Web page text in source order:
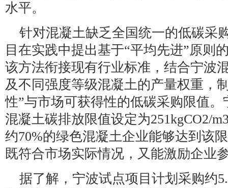
水平。
针对混凝土缺乏全国统一的低碳采
目在实践中提出基于“平均先进”原则
该方法衔接现有行业标准，结合宁波
及不同强度等级混凝土的产量权重，
性”与市场可获得性的低碳采购限值
混凝土碳排放限值设定为251kgCO2/
约70%的绿色混凝土企业能够达到该
既符合市场实际情况，又能激励企业
据了解，宁波试点项目计划采购约